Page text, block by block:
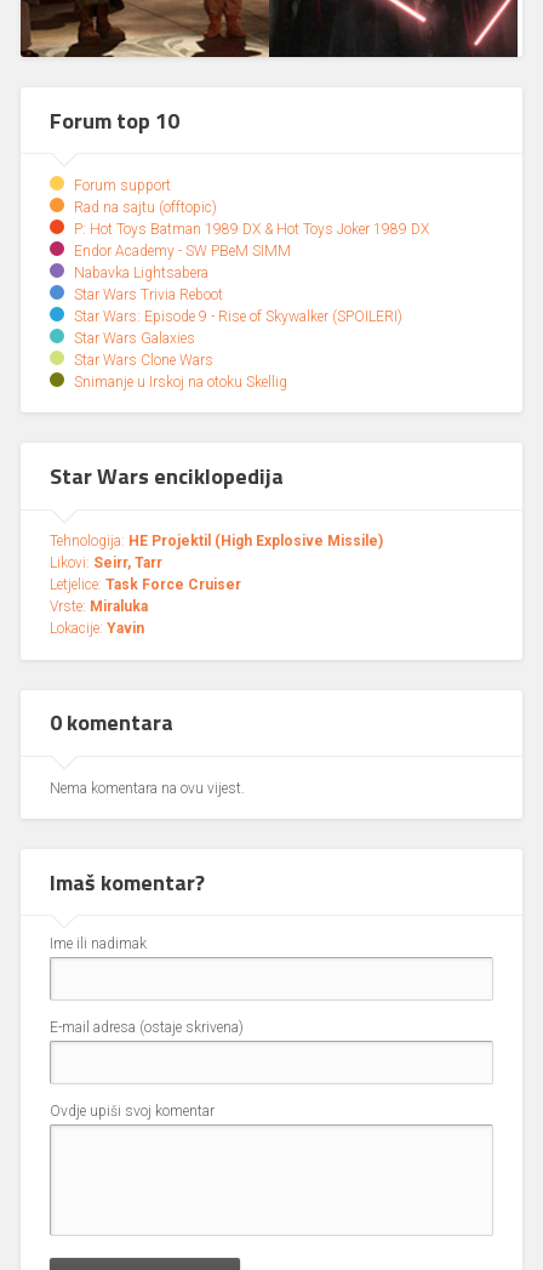
Forum top 10
Forum support
Rad na sajtu (offtopic)
P: Hot Toys Batman 1989 DX & Hot Toys Joker 1989 DX
Endor Academy - SW PBeM SIMM
Nabavka Lightsabera
Star Wars Trivia Reboot
Star Wars: Episode 9 - Rise of Skywalker (SPOILERI)
Star Wars Galaxies
Star Wars Clone Wars
Snimanje u Irskoj na otoku Skellig
Star Wars enciklopedija
Tehnologija: HE Projektil (High Explosive Missile)
Likovi: Seirr, Tarr
Letjelice:Task Force Cruiser
Vrste: Miraluka
Lokacije:Yavin
0 komentara
Nema komentara na ovu vijest.
Imaš komentar?
Ime ili nadimak
E-mail adresa (ostaje skrivena)
Ovdje upiši svoj komentar